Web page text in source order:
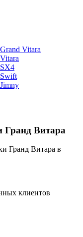
Vitara
Гранд Витара
Гранд Витара в
клиентов